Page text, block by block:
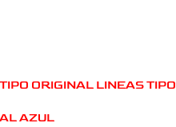
ORIGINAL LINEAS TIPO
AZUL